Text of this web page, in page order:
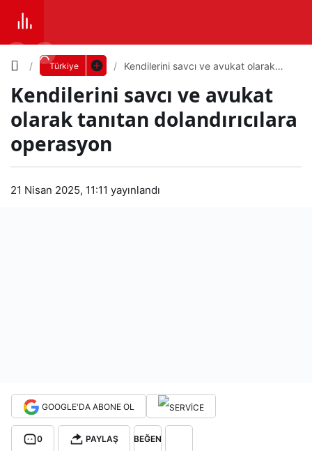
Türkiye
Kendilerini savcı ve avukat olarak
Kendilerini savcı ve avukat
olarak tanıtan dolandırıcılara
operasyon
21 Nisan 2025, 11:11 yayınlandı
GOOGLE'DA ABONE OL
0 PAYLAŞ BEĞEN
Ken
diler
kat
Yazı
Boyutunu
0 PAYLAŞ